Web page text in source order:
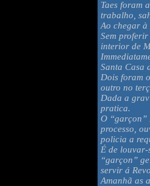
Taes foram
trabalho,
Ao chegar à
Sem
interior de
Santa Casa
Dois foram
outro no
Dada a
pratica.
O “garçon”
processo,
policia a
É de
“garçon”
servir á
Amanhã as